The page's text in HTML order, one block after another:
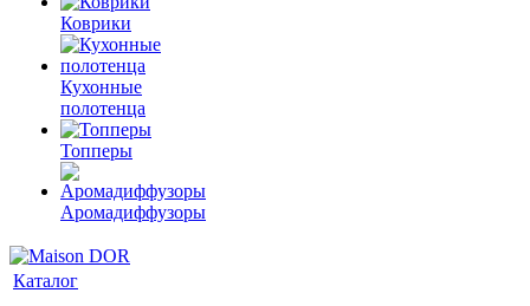
Коврики
Кухонные
полотенца
Топперы
Аромадиффузоры
Каталог